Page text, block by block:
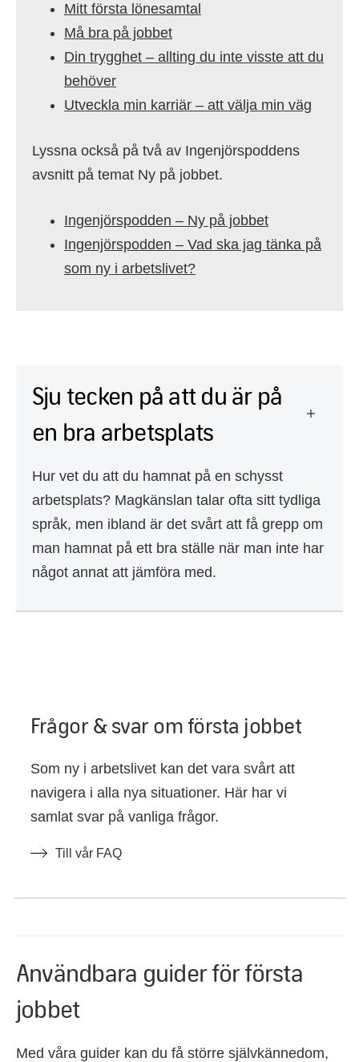
Mitt första lönesamtal
Må bra på jobbet
Din trygghet – allting du inte visste att du
behöver
Utveckla min karriär – att välja min väg
Lyssna också på två av Ingenjörspoddens
avsnitt på temat Ny på jobbet.
Ingenjörspodden – Ny på jobbet
Ingenjörspodden – Vad ska jag tänka på
som ny i arbetslivet?
Sju tecken på att du är på
en bra arbetsplats
Hur vet du att du hamnat på en schysst
arbetsplats? Magkänslan talar ofta sitt tydliga
språk, men ibland är det svårt att få grepp om
man hamnat på ett bra ställe när man inte har
något annat att jämföra med.
Frågor & svar om första jobbet
Som ny i arbetslivet kan det vara svårt att
navigera i alla nya situationer. Här har vi
samlat svar på vanliga frågor.
Till vår FAQ
Användbara guider för första
jobbet
Med våra guider kan du få större självkännedom,